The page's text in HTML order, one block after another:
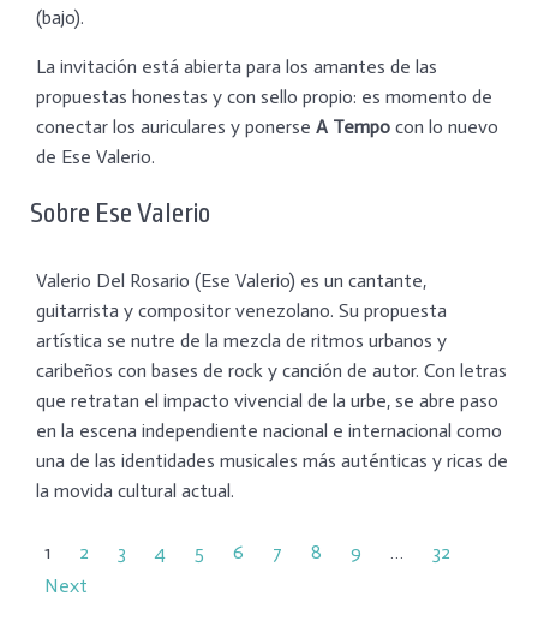
(bajo).
​La invitación está abierta para los amantes de las
propuestas honestas y con sello propio: es momento de
conectar los auriculares y ponerse A Tempo con lo nuevo
de Ese Valerio.
​Sobre Ese Valerio
​Valerio Del Rosario (Ese Valerio) es un cantante,
guitarrista y compositor venezolano. Su propuesta
artística se nutre de la mezcla de ritmos urbanos y
caribeños con bases de rock y canción de autor. Con letras
que retratan el impacto vivencial de la urbe, se abre paso
en la escena independiente nacional e internacional como
una de las identidades musicales más auténticas y ricas de
la movida cultural actual.
1 2 3 4 5 6 7 8 9 …
32
Next